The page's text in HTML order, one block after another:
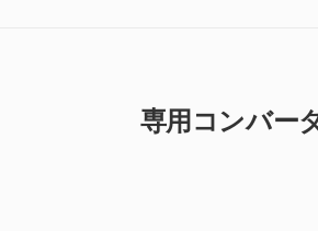
専用コンバー